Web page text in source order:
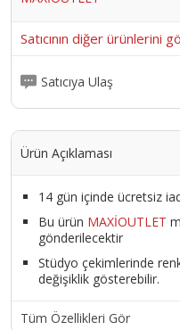
Satıcının diğer ürünlerini
Satıcıya Ulaş
Ürün Açıklaması
14 gün içinde ücretsiz
Bu ürün MAXİOUTLET
gönderilecektir
Stüdyo çekimlerinde
değişiklik gösterebilir.
Tüm Özellikleri Gör